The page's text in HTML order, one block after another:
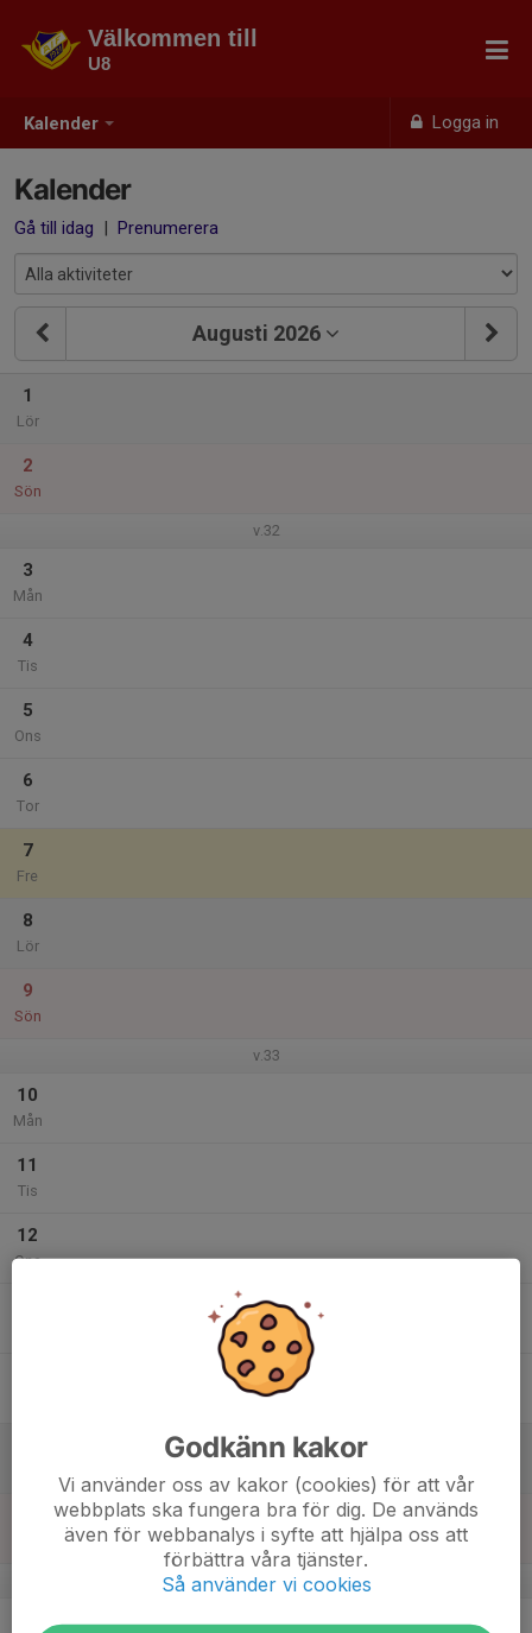
Kalender Logga in
Välkommen till
U8
Kalender
Gå till idag | Prenumerera
Augusti 2026
1
Lör
2
Sön
v.32
3
Mån
4
Tis
5
Ons
6
Tor
7
Fre
8
Lör
9
Sön
v.33
10
Mån
11
Tis
12
Ons
v.34
Godkänn kakor
Vi använder oss av kakor (cookies) för att vår
webbplats ska fungera bra för dig. De används
även för webbanalys i syfte att hjälpa oss att
förbättra våra tjänster.
Så använder vi cookies